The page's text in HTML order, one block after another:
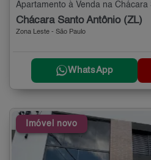
Chácara Santo Antônio (ZL)
Zona Leste - São Paulo
WhatsApp
Imóvel novo